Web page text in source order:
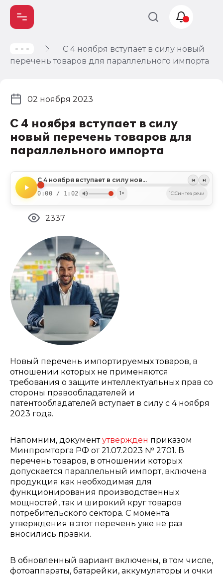
С 4 ноября вступает в силу новый
перечень товаров для параллельного импорта
С 4 ноября вступает в силу
новый перечень товаров для
параллельного импорта
С 4 ноября вступает в силу новый перечень товаров для параллельного импорта
0:00 / 1:02 1× 1C:Синтез речи
02 ноября 2023
2337
Новый перечень импортируемых товаров, в
отношении которых не применяются
требования о защите интеллектуальных прав со
стороны правообладателей и
патентообладателей вступает в силу с 4 ноября
2023 года.
Напомним, документутвержден приказом
Минпромторга РФ от 21.07.2023 № 2701. В
перечень товаров, в отношении которых
допускается параллельный импорт, включена
продукция как необходимая для
функционирования производственных
мощностей, так и широкий круг товаров
потребительского сектора. С момента
утверждения в этот перечень уже не раз
вносились правки.
В обновленный вариант включены, в том числе,
фотоаппараты, батарейки, аккумуляторы и очки
Учет и
налогообложение